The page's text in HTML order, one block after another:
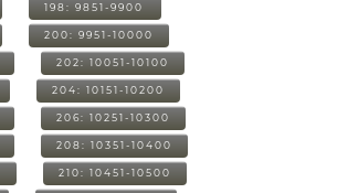
198: 9851-9900
200: 9951-10000
202: 10051-10100
204: 10151-10200
206: 10251-10300
208: 10351-10400
210: 10451-10500